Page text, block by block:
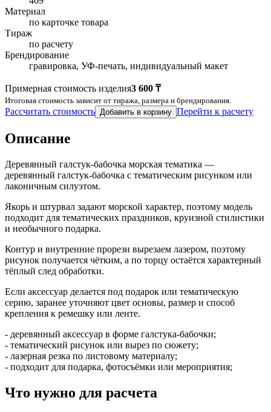
Материал
по карточке товара
Тираж
по расчету
Брендирование
гравировка, УФ-печать, индивидуальный макет
Примерная стоимость изделия3 600 ₸
Итоговая стоимость зависит от тиража, размера и брендирования.
Рассчитать стоимость Добавить в корзину Перейти к расчету
Описание
Деревянный галстук-бабочка морская тематика —
деревянный галстук-бабочка с тематическим рисунком или
лаконичным силуэтом.
Якорь и штурвал задают морской характер, поэтому модель
подходит для тематических праздников, круизной стилистики
и необычного подарка.
Контур и внутренние прорези вырезаем лазером, поэтому
рисунок получается чётким, а по торцу остаётся характерный
тёплый след обработки.
Если аксессуар делается под подарок или тематическую
серию, заранее уточняют цвет основы, размер и способ
крепления к ремешку или ленте.
- деревянный аксессуар в форме галстука-бабочки;
- тематический рисунок или вырез по сюжету;
- лазерная резка по листовому материалу;
- подходит для подарка, фотосъёмки или мероприятия;
Что нужно для расчета